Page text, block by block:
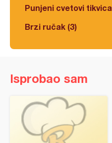
Punjeni cvetovi tikvica
Brzi ručak (3)
Isprobao sam